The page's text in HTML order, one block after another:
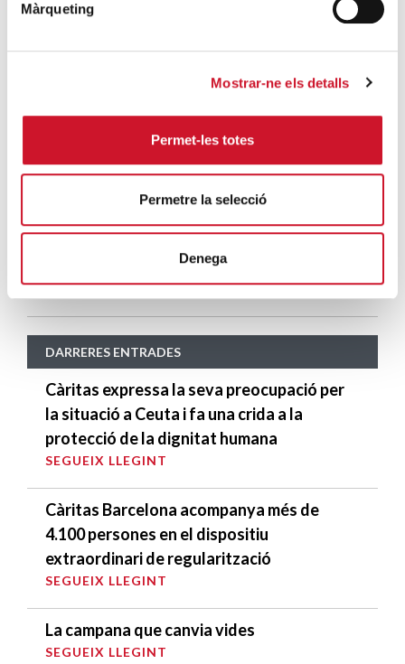
Màrqueting
Mostrar-ne els detalls
Permet-les totes
Permetre la selecció
Denega
esglésies
Veure el món per descobrir una realitat
SEGUEIX LLEGINT
SEGUEIX LLEGINT
DARRERES ENTRADES
Càritas expressa la seva preocupació per
la situació a Ceuta i fa una crida a la
protecció de la dignitat humana
SEGUEIX LLEGINT
Càritas Barcelona acompanya més de
4.100 persones en el dispositiu
extraordinari de regularització
SEGUEIX LLEGINT
La campana que canvia vides
SEGUEIX LLEGINT